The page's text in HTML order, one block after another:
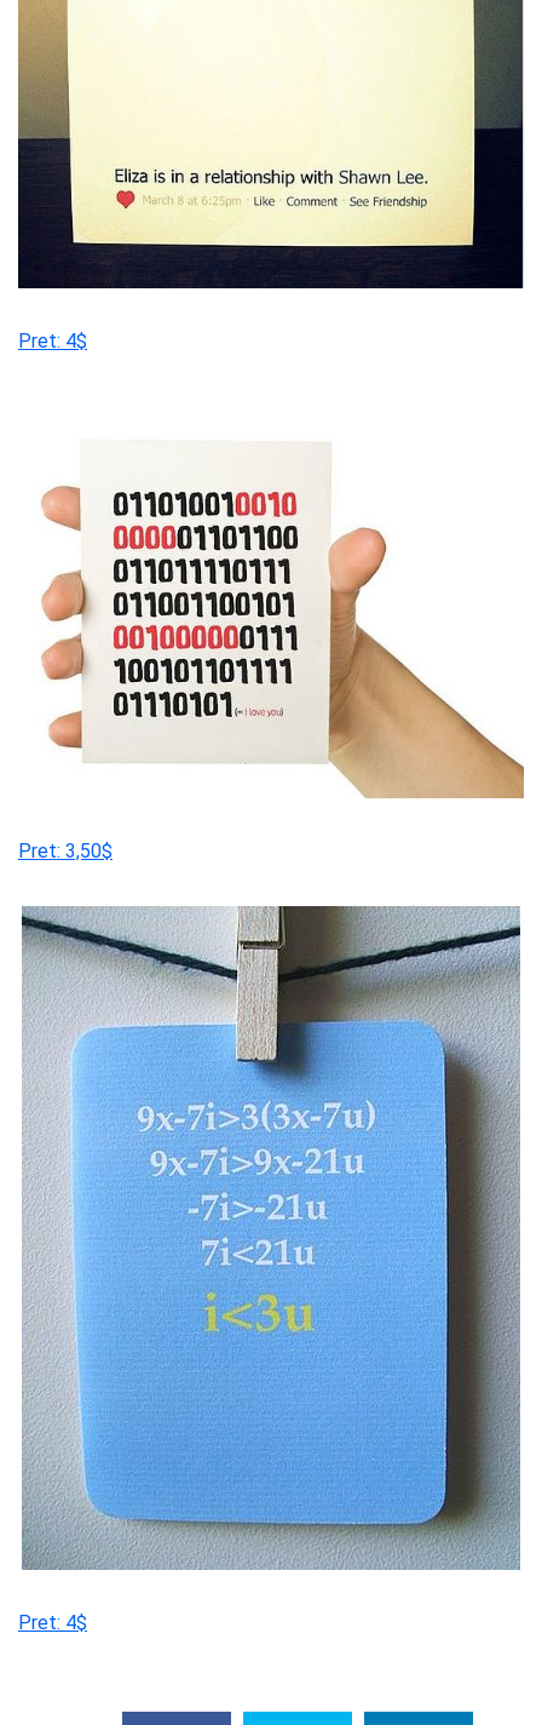
Pret: 4$
Pret: 3,50$
Pret: 4$